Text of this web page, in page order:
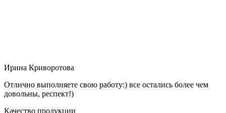
Ирина Криворотова
Отлично выполняете свою работу:) все остались более чем
довольны, респект!)
Качество продукции